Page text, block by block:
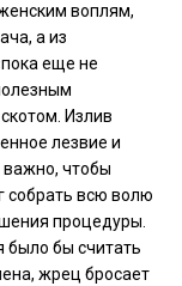
воплям,
а из
еще не
Излив
лезвие и
важно, чтобы
собрать всю волю
процедуры.
было бы считать
жрец бросает